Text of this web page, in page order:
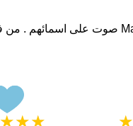
★
★
★ ★